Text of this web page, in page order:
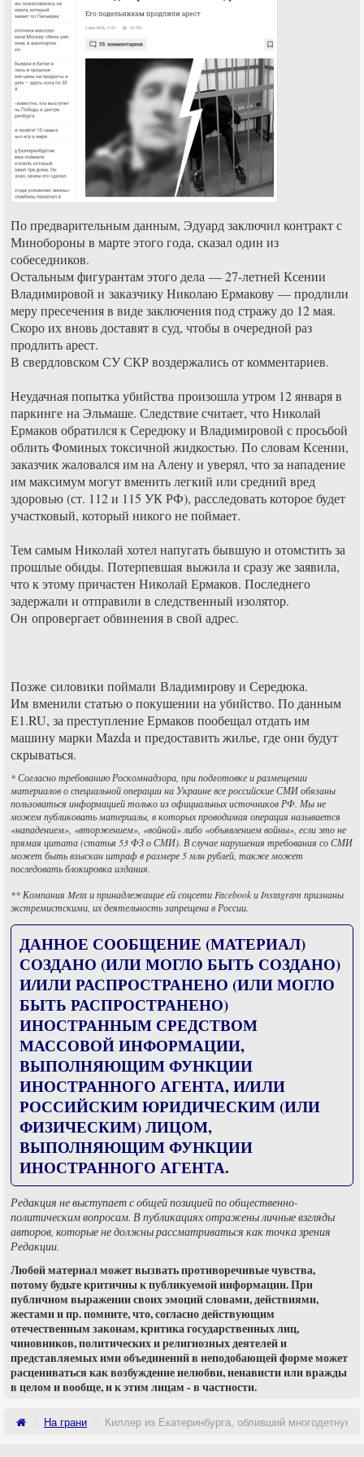
По предварительным данным, Эдуард заключил контракт с
Минобороны в марте этого года, сказал один из
собеседников.
Остальным фигурантам этого дела — 27-летней Ксении
Владимировой и заказчику Николаю Ермакову — продлили
меру пресечения в виде заключения под стражу до 12 мая.
Скоро их вновь доставят в суд, чтобы в очередной раз
продлить арест.
В свердловском СУ СКР воздержались от комментариев.
Неудачная попытка убийства произошла утром 12 января в
паркинге на Эльмаше. Следствие считает, что Николай
Ермаков обратился к Середюку и Владимировой с просьбой
облить Фоминых токсичной жидкостью. По словам Ксении,
заказчик жаловался им на Алену и уверял, что за нападение
им максимум могут вменить легкий или средний вред
здоровью (ст. 112 и 115 УК РФ), расследовать которое будет
участковый, который никого не поймает.
Тем самым Николай хотел напугать бывшую и отомстить за
прошлые обиды. Потерпевшая выжила и сразу же заявила,
что к этому причастен Николай Ермаков. Последнего
задержали и отправили в следственный изолятор.
Он опровергает обвинения в свой адрес.
Позже силовики поймали Владимирову и Середюка.
Им вменили статью о покушении на убийство. По данным
Е1.RU, за преступление Ермаков пообещал отдать им
машину марки Mazda и предоставить жилье, где они будут
скрываться.
* Согласно требованию Роскомнадзора, при подготовке и размещении
материалов о специальной операции на Украине все российские СМИ обязаны
пользоваться информацией только из официальных источников РФ. Мы не
можем публиковать материалы, в которых проводимая операция называется
«нападением», «вторжением», «войной» либо «объявлением войны», если это не
прямая цитата (статья 53 ФЗ о СМИ). В случае нарушения требования со СМИ
может быть взыскан штраф в размере 5 млн рублей, также может
последовать блокировка издания.
** Компания Meta и принадлежащие ей соцсети Facebook и Instagram признаны
экстремистскими, их деятельность запрещена в России.
ДАННОЕ СООБЩЕНИЕ (МАТЕРИАЛ)
СОЗДАНО (ИЛИ МОГЛО БЫТЬ СОЗДАНО)
И/ИЛИ РАСПРОСТРАНЕНО (ИЛИ МОГЛО
БЫТЬ РАСПРОСТРАНЕНО)
ИНОСТРАННЫМ СРЕДСТВОМ
МАССОВОЙ ИНФОРМАЦИИ,
ВЫПОЛНЯЮЩИМ ФУНКЦИИ
ИНОСТРАННОГО АГЕНТА, И/ИЛИ
РОССИЙСКИМ ЮРИДИЧЕСКИМ (ИЛИ
ФИЗИЧЕСКИМ) ЛИЦОМ,
ВЫПОЛНЯЮЩИМ ФУНКЦИИ
ИНОСТРАННОГО АГЕНТА.
Редакция не выступает с общей позицией по общественно-
политическим вопросам. В публикациях отражены личные взгляды
авторов, которые не должны рассматриваться как точка зрения
Редакции.
Любой материал может вызвать противоречивые чувства,
потому будьте критичны к публикуемой информации. При
публичном выражении своих эмоций словами, действиями,
жестами и пр. помните, что, согласно действующим
отечественным законам, критика государственных лиц,
чиновников, политических и религиозных деятелей и
представляемых ими объединений в неподобающей форме может
расцениваться как возбуждение нелюбви, ненависти или вражды
в целом и вообще, и к этим лицам - в частности.
На грани Киллер из Екатеринбурга, обливший